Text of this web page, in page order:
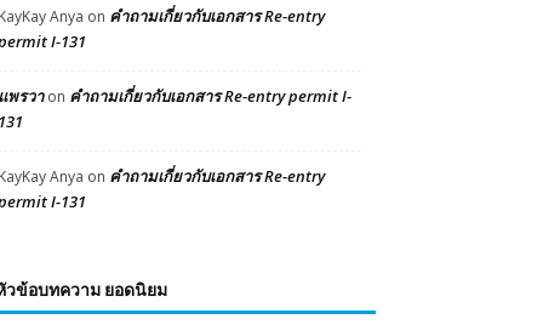
KayKay Anya on คำถามเกี่ยวกับเอกสาร Re-entry
I-131
แพรวาon คำถามเกี่ยวกับเอกสาร Re-entry permit I-
131
KayKay Anya on คำถามเกี่ยวกับเอกสาร Re-entry
I-131
วข้อบทความ ยอดนิยม